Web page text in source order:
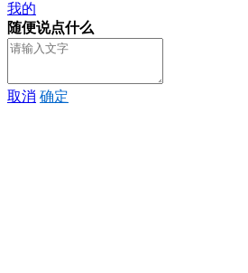
我的
随便说点什么
取消 确定